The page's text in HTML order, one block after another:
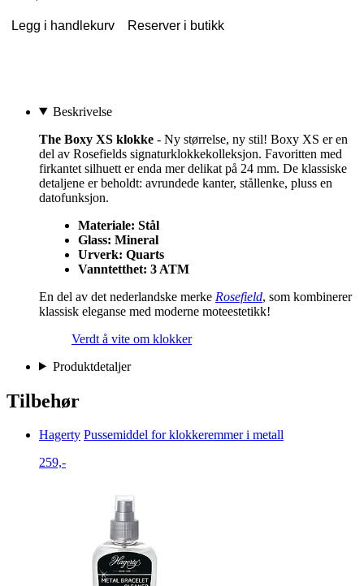
Legg i handlekurv Reserver i butikk
Beskrivelse
The Boxy XS klokke - Ny størrelse, ny stil! Boxy XS er en
del av Rosefields signaturklokkekolleksjon. Favoritten med
firkantet silhuett er enda mer delikat på 24 mm. De klassiske
detaljene er beholdt: avrundede kanter, stållenke, pluss en
datofunksjon.
Materiale: Stål
Glass: Mineral
Urverk: Quarts
Vanntetthet: 3 ATM
En del av det nederlandske merke Rosefield, som kombinerer
klassisk eleganse med moderne moteestetikk!
Verdt å vite om klokker
Produktdetaljer
Tilbehør
Hagerty Pussemiddel for klokkeremmer i metall
259,-